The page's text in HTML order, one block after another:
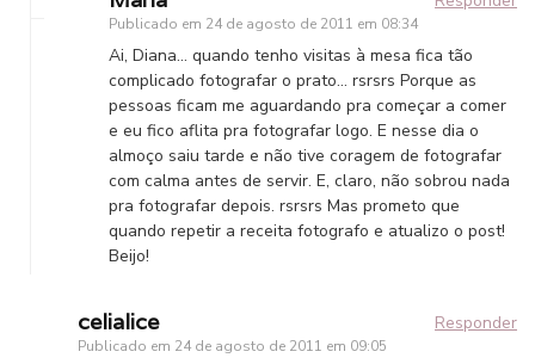
Publicado em 24 de agosto de 2011 em 08:34
Ai, Diana… quando tenho visitas à mesa fica tão
complicado fotografar o prato… rsrsrs Porque as
pessoas ficam me aguardando pra começar a comer
e eu fico aflita pra fotografar logo. E nesse dia o
almoço saiu tarde e não tive coragem de fotografar
com calma antes de servir. E, claro, não sobrou nada
pra fotografar depois. rsrsrs Mas prometo que
quando repetir a receita fotografo e atualizo o post!
Beijo!
celialice
Publicado em 24 de agosto de 2011 em 09:05
Responder